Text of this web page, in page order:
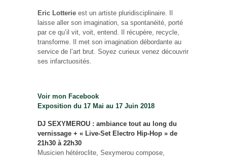
Eric Lotterie est un artiste pluridisciplinaire. Il
laisse aller son imagination, sa spontanéité, porté
par ce qu’il vit, voit, entend. Il récupère, recycle,
transforme. Il met son imagination débordante au
service de l’art brut. Soyez curieux venez découvrir
ses infarctuosités.
Voir mon Facebook
Exposition du 17 Mai au 17 Juin 2018
DJ SEXYMEROU : ambiance tout au long du
vernissage + « Live-Set Electro Hip-Hop » de
21h30 à 22h30
Musicien hétéroclite, Sexymerou compose,